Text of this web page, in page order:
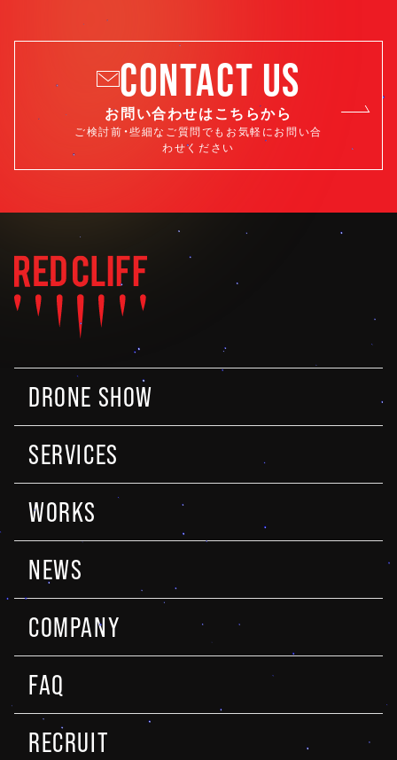
CONTACT US
お問い合わせはこちらから
ご検討前・些細なご質問でもお気軽にお問い合
わせください
DRONE SHOW
SERVICES
WORKS
NEWS
COMPANY
FAQ
RECRUIT